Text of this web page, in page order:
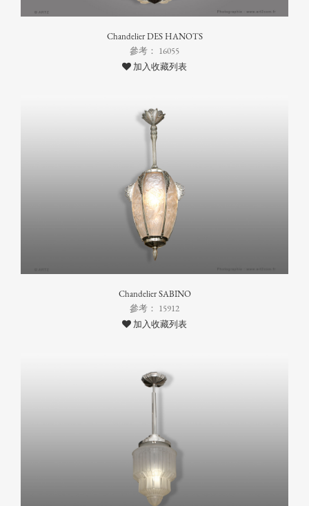
Chandelier DES HANOTS
參考： 16055
加入收藏列表
Chandelier SABINO
參考： 15912
加入收藏列表